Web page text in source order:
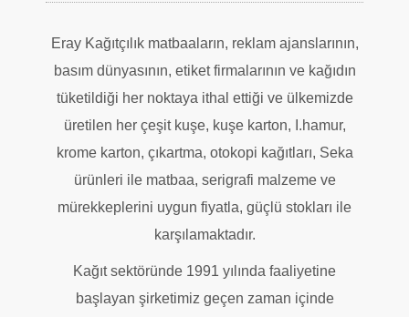
Eray Kağıtçılık matbaaların, reklam ajanslarının,
basım dünyasının, etiket firmalarının ve kağıdın
tüketildiği her noktaya ithal ettiği ve ülkemizde
üretilen her çeşit kuşe, kuşe karton, I.hamur,
krome karton, çıkartma, otokopi kağıtları, Seka
ürünleri ile matbaa, serigrafi malzeme ve
mürekkeplerini uygun fiyatla, güçlü stokları ile
karşılamaktadır.
Kağıt sektöründe 1991 yılında faaliyetine
başlayan şirketimiz geçen zaman içinde